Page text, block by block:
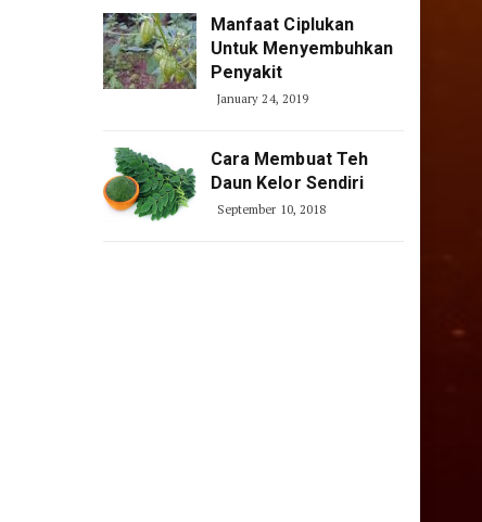
Manfaat Ciplukan
Untuk Menyembuhkan
Penyakit
January 24, 2019
Cara Membuat Teh
Daun Kelor Sendiri
September 10, 2018